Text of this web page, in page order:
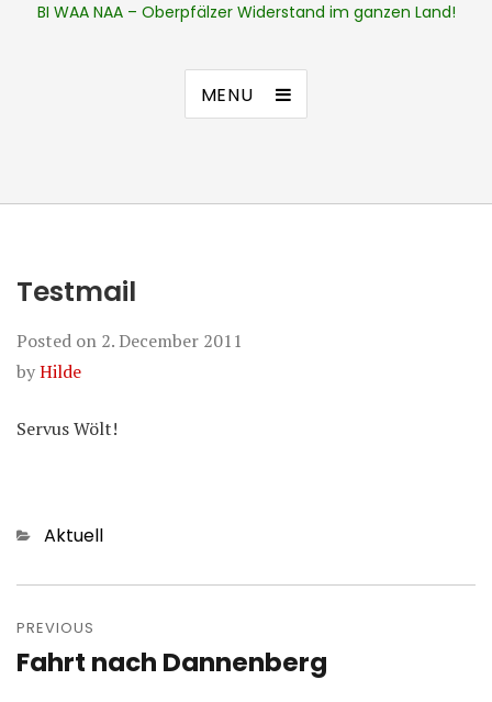
BI WAA NAA – Oberpfälzer Widerstand im ganzen Land!
MENU
Testmail
Posted on 2. December 2011
byHilde
Servus Wölt!
Categories
Aktuell
navigation
PREVIOUS
Previous
Fahrt nach Dannenberg